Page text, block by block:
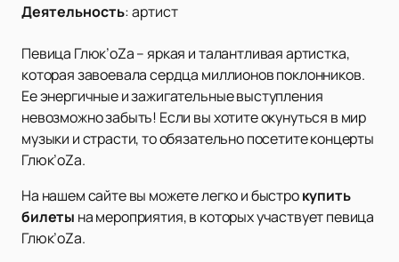
Деятельность:артист
Певица Глюк’oZa – яркая и талантливая артистка,
которая завоевала сердца миллионов поклонников.
Ее энергичные и зажигательные выступления
невозможно забыть! Если вы хотите окунуться в мир
музыки и страсти, то обязательно посетите концерты
Глюк’oZa.
На нашем сайте вы можете легко и быстрокупить
билеты на мероприятия, в которых участвует певица
Глюк’oZa.